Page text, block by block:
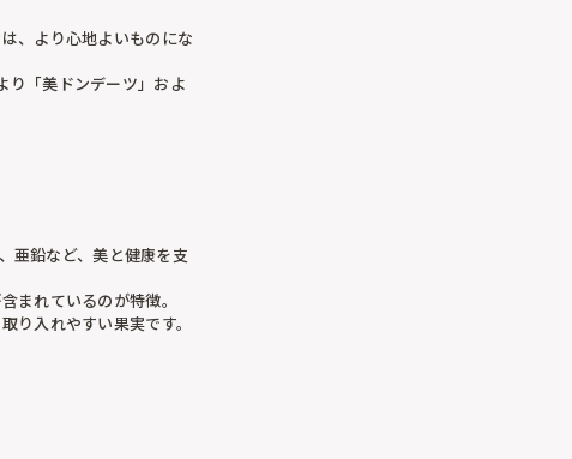
、より心地よいものにな
り「美ドンデーツ」およ
亜鉛など、美と健康を支
まれているのが特徴。
り入れやすい果実です。